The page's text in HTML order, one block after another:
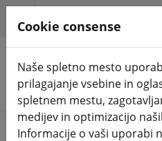
Iskanje izdelkov
Home Komponente
Cookie consense
Naše spletno mesto
prilagajanje vsebine in
spletnem mestu,
medijev in optimizacijo
Informacije o vaši uporabi